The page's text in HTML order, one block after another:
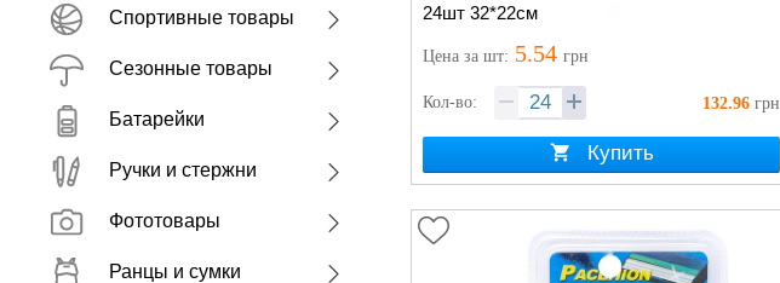
Спортивные товары
Сезонные товары
Батарейки
Ручки и стержни
Фототовары
Ранцы и сумки
24шт 32*22см
Цена за шт: 5.54 грн
Кол-во: 132.96 грн
Купить